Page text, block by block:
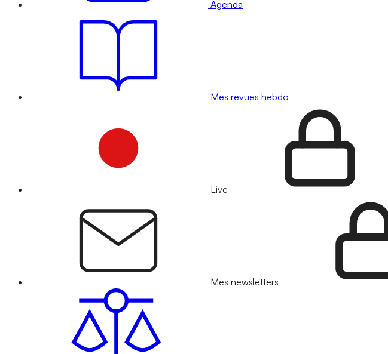
Agenda
Mes revues hebdo
Live
Mes newsletters